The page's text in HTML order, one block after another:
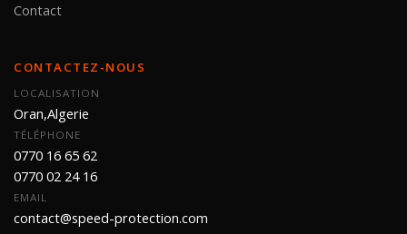
Contact
CONTACTEZ-NOUS
LOCALISATION
Oran,Algerie
TÉLÉPHONE
0770 16 65 62
0770 02 24 16
EMAIL
contact@speed-protection.com